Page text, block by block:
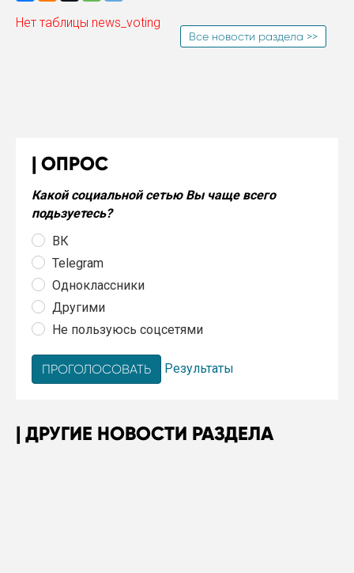
Нет таблицы news_voting
Все новости раздела >>
ОПРОС
Какой социальной сетью Вы чаще всего
подьзуетесь?
ВК
Telegram
Одноклассники
Другими
Не пользуюсь соцсетями
Результаты
ДРУГИЕ НОВОСТИ РАЗДЕЛА